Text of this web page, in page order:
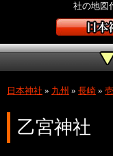
社の地図
日本神社 » 九州 » 長崎 »
乙宮神社